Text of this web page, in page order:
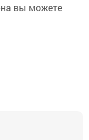
вы можете